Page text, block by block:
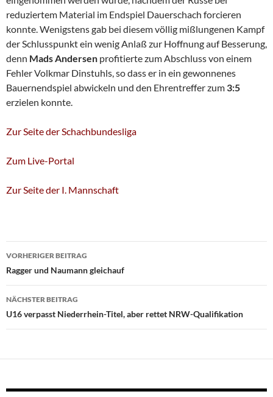
reduziertem Material im Endspiel Dauerschach forcieren
konnte. Wenigstens gab bei diesem völlig mißlungenen Kampf
der Schlusspunkt ein wenig Anlaß zur Hoffnung auf Besserung,
denn Mads Andersen profitierte zum Abschluss von einem
Fehler Volkmar Dinstuhls, so dass er in ein gewonnenes
Bauernendspiel abwickeln und den Ehrentreffer zum 3:5
erzielen konnte.
Zur Seite der Schachbundesliga
Zum Live-Portal
Zur Seite der I. Mannschaft
Beitragsnavigation
VORHERIGER BEITRAG
Ragger und Naumann gleichauf
NÄCHSTER BEITRAG
U16 verpasst Niederrhein-Titel, aber rettet NRW-Qualifikation